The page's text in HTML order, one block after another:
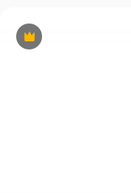
Premium